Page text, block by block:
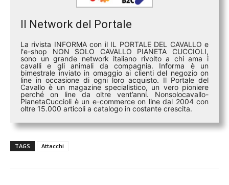
Il Network del Portale
La rivista INFORMA con il IL PORTALE DEL CAVALLO e
l'e-shop NON SOLO CAVALLO PIANETA CUCCIOLI,
sono un grande network italiano rivolto a chi ama i
cavalli e gli animali da compagnia. Informa è un
bimestrale inviato in omaggio ai clienti del negozio on
line in occasione di ogni loro acquisto. Il Portale del
Cavallo è un magazine specialistico, un vero pioniere
perché on line da oltre vent’anni. Nonsolocavallo-
PianetaCuccioli è un e-commerce on line dal 2004 con
oltre 15.000 articoli a catalogo in costante crescita.
TAGS Attacchi